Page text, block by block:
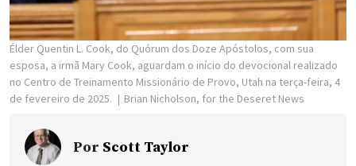
Élder Quentin L. Cook, do Quórum dos Doze Apóstolos, com sua
esposa, a irmã Mary Cook, aguardam o início do devocional realizado
no Centro de Treinamento Missionário de Provo, Utah na terça-feira, 4
de fevereiro de 2025.
Brian Nicholson, for the Deseret News
Por Scott Taylor